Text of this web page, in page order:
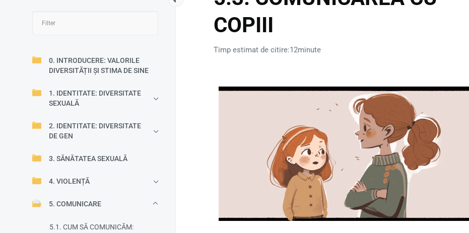
0. INTRODUCERE: VALORILE
DIVERSITĂȚII ȘI STIMA DE SINE
1. IDENTITATE: DIVERSITATE
SEXUALĂ
2. IDENTITATE: DIVERSITATE
DE GEN
3. SĂNĂTATEA SEXUALĂ
4. VIOLENȚĂ
5. COMUNICARE
5.1. CUM SĂ COMUNICĂM:
COPIII
Timp estimat de citire:12minute